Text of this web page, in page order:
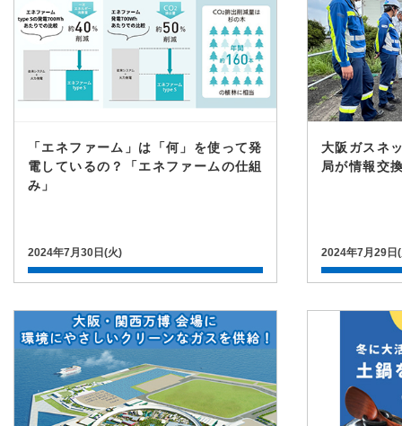
「エネファーム」は「何」を使って発
電しているの？「エネファームの仕組
み」
2024年7月30日(火)
大阪ガスネ
局が情報交
2024年7月29日